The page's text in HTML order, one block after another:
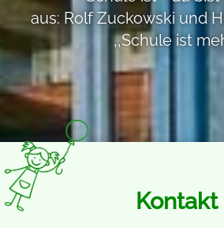
aus: Rolf Zuckowski und
,,Schule ist
Kontakt